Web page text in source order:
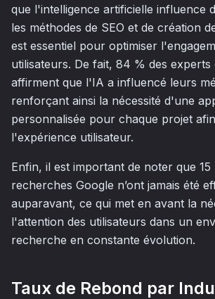
que l'intelligence artificielle influence
les méthodes de SEO et de création
est essentiel pour optimiser
utilisateurs. De fait, 84 % des experts
affirment que l'IA a influencé leurs
renforçant ainsi la nécessité d'une
personnalisée pour chaque projet
l'expérience utilisateur.
Enfin, il est important de noter que 15
recherches Google n’ont jamais été
auparavant, ce qui met en avant la
l'attention des utilisateurs dans un
recherche en constante évolution.
Taux de Rebond par